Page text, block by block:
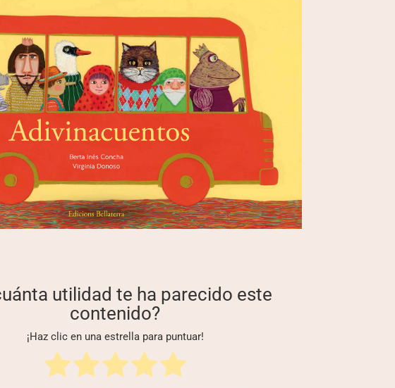
utilidad te ha parecido este
contenido?
¡Haz clic en una estrella para puntuar!